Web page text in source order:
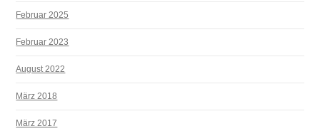
Februar 2025
Februar 2023
August 2022
März 2018
März 2017